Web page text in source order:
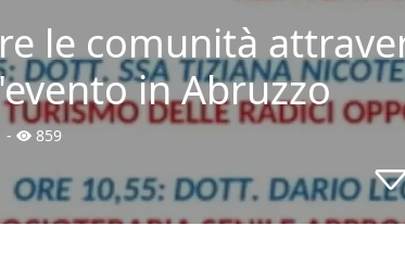
le comunità
in Abruzzo
- 859